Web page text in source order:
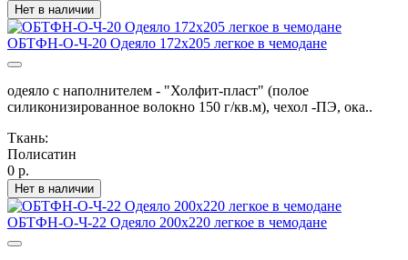
Нет в наличии
ОБТФН-О-Ч-20 Одеяло 172х205 легкое в чемодане
одеяло с наполнителем - "Холфит-пласт" (полое
силиконизированное волокно 150 г/кв.м), чехол -ПЭ, ока..
Ткань:
Полисатин
0 р.
Нет в наличии
ОБТФН-О-Ч-22 Одеяло 200х220 легкое в чемодане